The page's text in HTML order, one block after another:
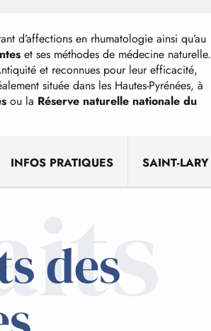
d’affections en rhumatologie ainsi qu’au
et ses méthodes de médecine naturelle.
et reconnues pour leur efficacité,
située dans les Hautes-Pyrénées, à
ou la Réserve naturelle nationale du
INFOS PRATIQUES SAINT-LARY
des